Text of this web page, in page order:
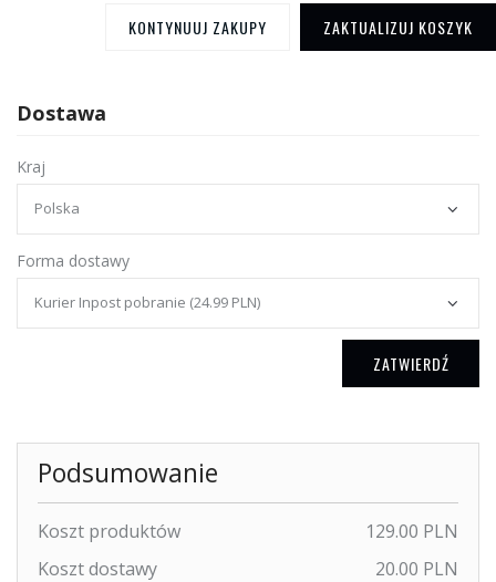
KONTYNUUJ ZAKUPY
Dostawa
Kraj
Forma dostawy
ZATWIERDŹ
Podsumowanie
Koszt produktów
129.00 PLN
Koszt dostawy
20.00 PLN